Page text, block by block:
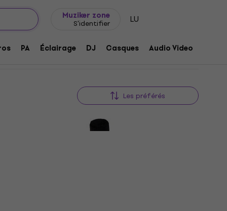
Muziker zone
S'identifier LU
PA Éclairage DJ Casques Audio Video
Les préférés